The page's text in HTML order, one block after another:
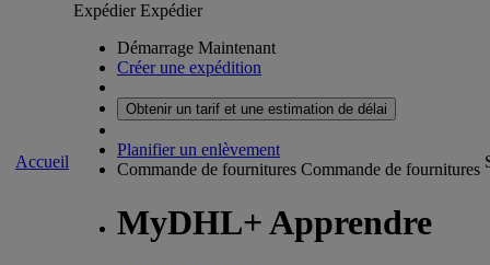
Accueil
ExpédierExpédier
Démarrage Maintenant
Créer une expédition
Obtenir un tarif et une estimation de délai
Planifier un enlèvement
Commande de fournitures Commande de fournitures
MyDHL+ Apprendre